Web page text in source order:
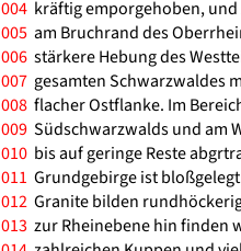
004 kräftig emporgehoben,
005 am Bruchrand des
006 stärkere Hebung des
007 gesamten Schwarzwaldes
008 flacher Ostflanke. Im
009 Südschwarzwalds und am
010 bis auf geringe Reste
011 Grundgebirge ist
012 Granite bilden
013 zur Rheinebene hin finden